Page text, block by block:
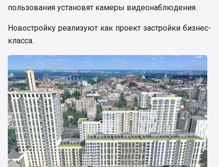
пользования установят камеры видеонаблюдения.
Новостройку реализуют как проект застройки бизнес-
класса.